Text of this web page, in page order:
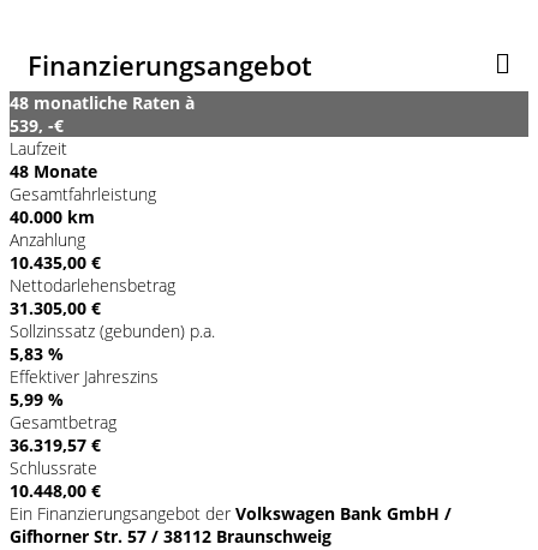
Finanzierungsangebot
48 monatliche Raten à
539, -€
Laufzeit
48 Monate
Gesamtfahrleistung
40.000 km
Anzahlung
10.435,00 €
Nettodarlehensbetrag
31.305,00 €
Sollzinssatz (gebunden) p.a.
5,83 %
Effektiver Jahreszins
5,99 %
Gesamtbetrag
36.319,57 €
Schlussrate
10.448,00 €
Ein Finanzierungsangebot der Volkswagen Bank GmbH /
Gifhorner Str. 57 / 38112 Braunschweig